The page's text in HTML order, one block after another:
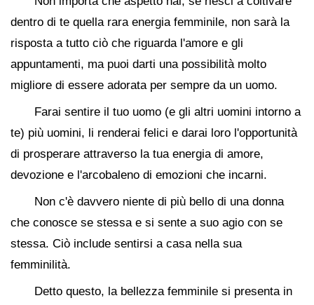
dentro di te quella rara energia femminile, non sarà la
risposta a tutto ciò che riguarda l'amore e gli
appuntamenti, ma puoi darti una possibilità molto
migliore di essere adorata per sempre da un uomo.
Farai sentire il tuo uomo (e gli altri uomini intorno a
te) più uomini, li renderai felici e darai loro l'opportunità
di prosperare attraverso la tua energia di amore,
devozione e l'arcobaleno di emozioni che incarni.
Non c'è davvero niente di più bello di una donna
che conosce se stessa e si sente a suo agio con se
stessa. Ciò include sentirsi a casa nella sua
femminilità.
Detto questo, la bellezza femminile si presenta in